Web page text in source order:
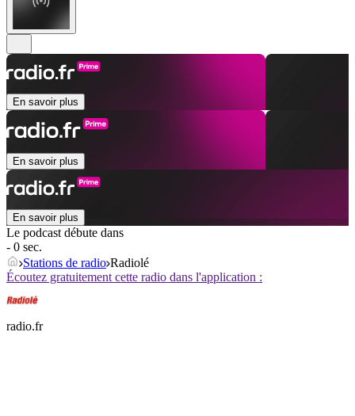
En savoir plus
En savoir plus
En savoir plus
Le podcast débute dans
- 0 sec.
Stations de radio Radiolé
Écoutez gratuitement cette radio dans l'application :
radio.fr